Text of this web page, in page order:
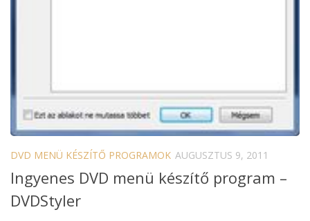
DVD MENÜ KÉSZÍTŐ PROGRAMOK AUGUSZTUS 9, 2011
Ingyenes DVD menü készítő program –
DVDStyler